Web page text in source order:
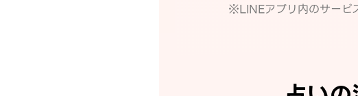
※LINEアプリ内のサービ